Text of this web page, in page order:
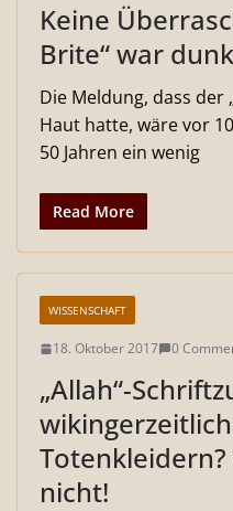
Keine
Brite“ war
Die Meldung, dass der
Haut hatte, wäre vor
50 Jahren ein wenig
Read More
WISSENSCHAFT
18. Oktober 2017 0
„Allah“-
nicht!